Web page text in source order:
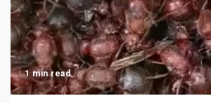
1 min read